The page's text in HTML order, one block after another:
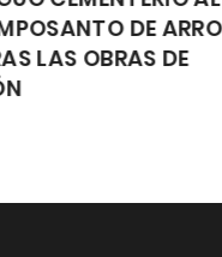
DE ARROYO
OBRAS DE